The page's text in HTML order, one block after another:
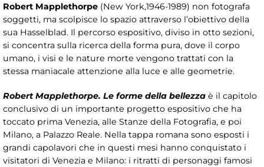
Robert Mapplethorpe (New York,1946-1989) non fotografa
soggetti, ma scolpisce lo spazio attraverso l’obiettivo della
sua Hasselblad. Il percorso espositivo, diviso in otto sezioni,
si concentra sulla ricerca della forma pura, dove il corpo
umano, i visi e le nature morte vengono trattati con la
stessa maniacale attenzione alla luce e alle geometrie.
Robert Mapplethorpe. Le forme della bellezza è il capitolo
conclusivo di un importante progetto espositivo che ha
toccato prima Venezia, alle Stanze della Fotografia, e poi
Milano, a Palazzo Reale. Nella tappa romana sono esposti i
grandi capolavori che in questi mesi hanno conquistato i
visitatori di Venezia e Milano: i ritratti di personaggi famosi